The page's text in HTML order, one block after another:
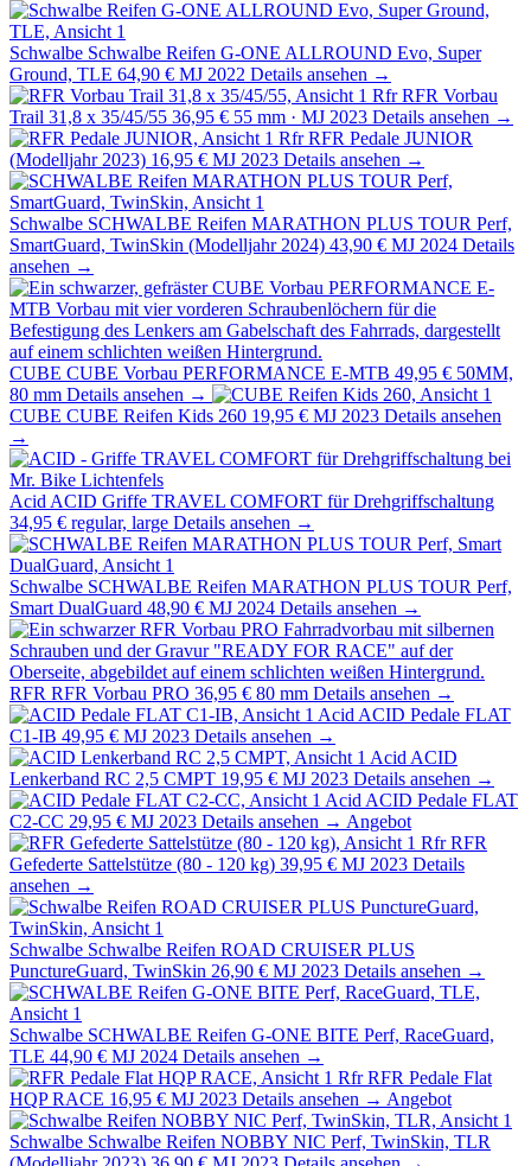
Schwalbe Schwalbe Reifen G-ONE ALLROUND Evo, Super
Ground, TLE 64,90 € MJ 2022 Details ansehen →
Rfr RFR Vorbau
Trail 31,8 x 35/45/55 36,95 € 55 mm · MJ 2023 Details ansehen →
Rfr RFR Pedale JUNIOR
(Modelljahr 2023) 16,95 € MJ 2023 Details ansehen →
Schwalbe SCHWALBE Reifen MARATHON PLUS TOUR Perf,
SmartGuard, TwinSkin (Modelljahr 2024) 43,90 € MJ 2024 Details
ansehen →
CUBE CUBE Vorbau PERFORMANCE E-MTB 49,95 € 50MM,
80 mm Details ansehen →
CUBE CUBE Reifen Kids 260 19,95 € MJ 2023 Details ansehen
→
Acid ACID Griffe TRAVEL COMFORT für Drehgriffschaltung
34,95 € regular, large Details ansehen →
Schwalbe SCHWALBE Reifen MARATHON PLUS TOUR Perf,
Smart DualGuard 48,90 € MJ 2024 Details ansehen →
RFR RFR Vorbau PRO 36,95 € 80 mm Details ansehen →
Acid ACID Pedale FLAT
C1-IB 49,95 € MJ 2023 Details ansehen →
Acid ACID
Lenkerband RC 2,5 CMPT 19,95 € MJ 2023 Details ansehen →
Acid ACID Pedale FLAT
C2-CC 29,95 € MJ 2023 Details ansehen → Angebot
Rfr RFR
Gefederte Sattelstütze (80 - 120 kg) 39,95 € MJ 2023 Details
ansehen →
Schwalbe Schwalbe Reifen ROAD CRUISER PLUS
PunctureGuard, TwinSkin 26,90 € MJ 2023 Details ansehen →
Schwalbe SCHWALBE Reifen G-ONE BITE Perf, RaceGuard,
TLE 44,90 € MJ 2024 Details ansehen →
Rfr RFR Pedale Flat
HQP RACE 16,95 € MJ 2023 Details ansehen → Angebot
Schwalbe Schwalbe Reifen NOBBY NIC Perf, TwinSkin, TLR